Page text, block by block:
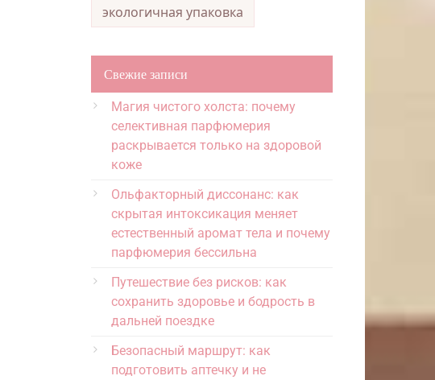
экологичная упаковка
Свежие записи
Магия чистого холста: почему
селективная парфюмерия
раскрывается только на здоровой
коже
Ольфакторный диссонанс: как
скрытая интоксикация меняет
естественный аромат тела и почему
парфюмерия бессильна
Путешествие без рисков: как
сохранить здоровье и бодрость в
дальней поездке
Безопасный маршрут: как
подготовить аптечку и не